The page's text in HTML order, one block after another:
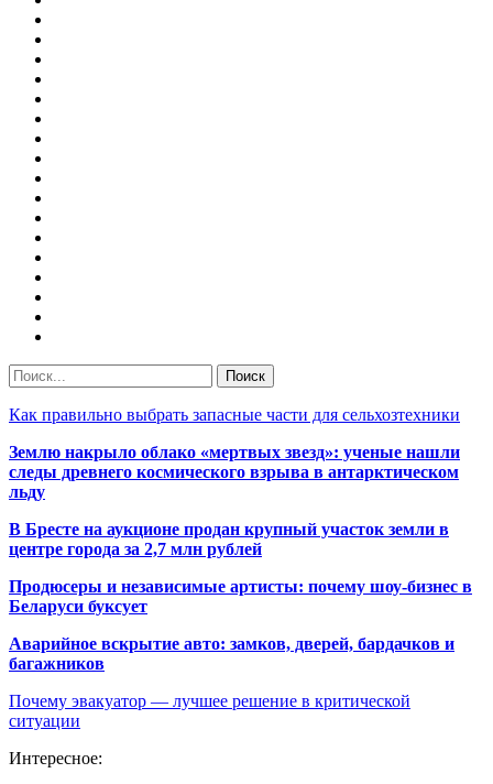
Как правильно выбрать запасные части для сельхозтехники
Землю накрыло облако «мертвых звезд»: ученые нашли
следы древнего космического взрыва в антарктическом
льду
В Бресте на аукционе продан крупный участок земли в
центре города за 2,7 млн рублей
Продюсеры и независимые артисты: почему шоу-бизнес в
Беларуси буксует
Аварийное вскрытие авто: замков, дверей, бардачков и
багажников
Почему эвакуатор — лучшее решение в критической
ситуации
Интересное: